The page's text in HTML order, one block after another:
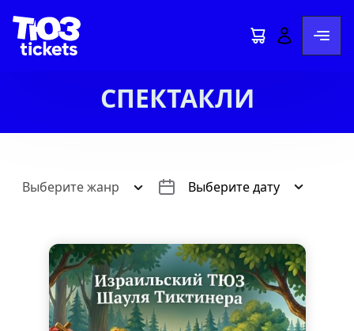
СПЕКТАКЛИ
Выберите жанр Выберите дату